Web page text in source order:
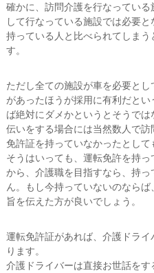
確かに、訪問介護を行なってい
して行なっている施設では必要
持っている人と比べられてしま
す。
ただし全ての施設が車を必要と
があったほうが採用に有利だと
ば絶対にダメかというとそうで
伝いをする場合には当然数人で
免許証を持っていなかったとして
そうはいっても、運転免許を持
から、介護職を目指すなら、持
ん。もし今持っていないのなら
旨を伝えた方が良いでしょう。
運転免許証があれば、介護ドラ
ります。
介護ドライバーは直接お世話を